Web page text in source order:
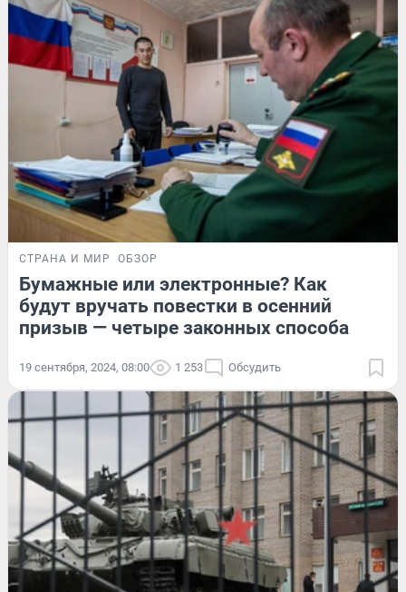
СТРАНА И МИР ОБЗОР
Бумажные или электронные? Как
будут вручать повестки в осенний
призыв — четыре законных способа
19 сентября, 2024, 08:00 1 253 Обсудить